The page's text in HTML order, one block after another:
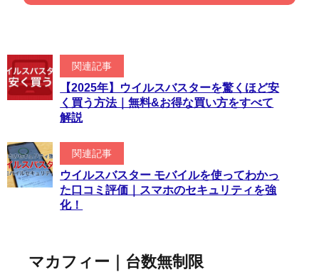
関連記事
【2025年】ウイルスバスターを驚くほど安
く買う方法｜無料&お得な買い方をすべて
解説
関連記事
ウイルスバスター モバイルを使ってわかっ
た口コミ評価｜スマホのセキュリティを強
化！
マカフィー｜台数無制限